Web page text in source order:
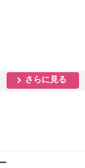
さらに見る